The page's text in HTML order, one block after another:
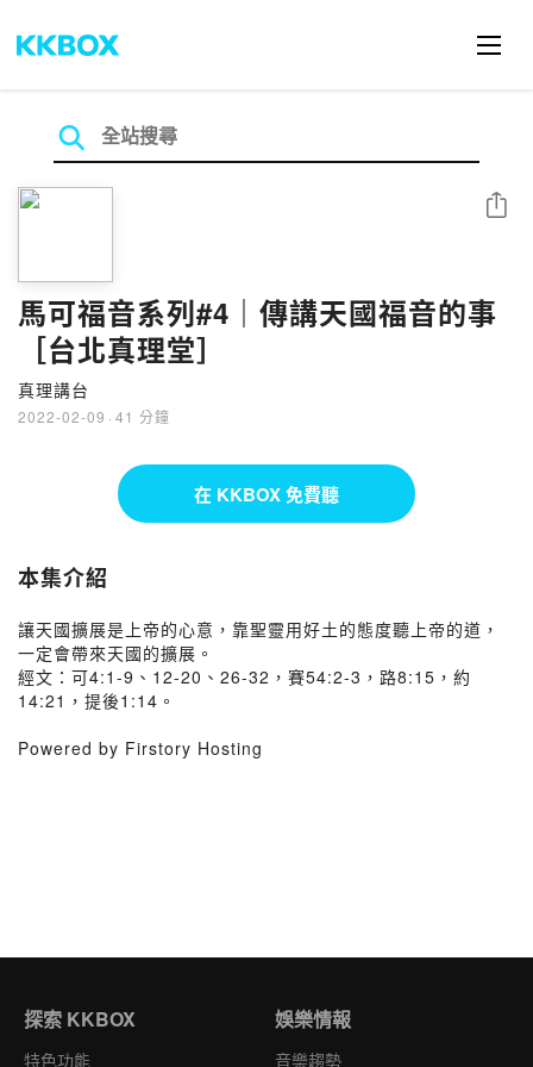
馬可福音系列#4｜傳講天國福音的事
［台北真理堂］
真理講台
2022-02-09 · 41 分鐘
分享
在 KKBOX 免費聽
本集介紹
讓天國擴展是上帝的心意，靠聖靈用好土的態度聽上帝的道，
一定會帶來天國的擴展。
經文：可4:1-9、12-20、26-32，賽54:2-3，路8:15，約
14:21，提後1:14。
Powered by Firstory Hosting
探索 KKBOX
特色功能
娛樂情報
音樂趨勢